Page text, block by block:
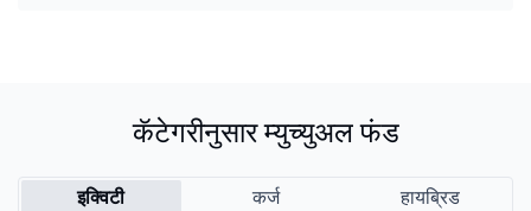
कॅटेगरीनुसार म्युच्युअल फंड
इक्विटी कर्ज हायब्रिड